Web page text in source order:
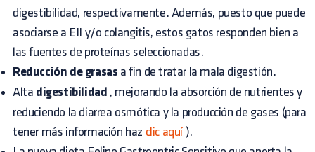
digestibilidad, respectivamente. Además, puesto que puede
asociarse a EII y/o colangitis, estos gatos responden bien a
las fuentes de proteínas seleccionadas.
Reducción de grasas a fin de tratar la mala digestión.
Alta digestibilidad , mejorando la absorción de nutrientes y
reduciendo la diarrea osmótica y la producción de gases (para
tener más información haz clic aquí ).